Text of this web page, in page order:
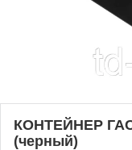
КОНТЕЙНЕР
(черный)